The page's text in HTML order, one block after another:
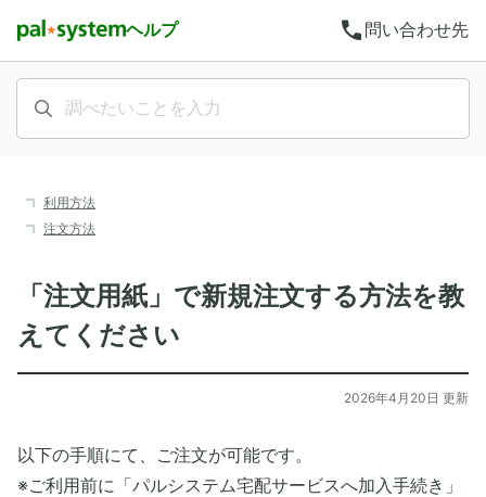
ヘルプ call 問い合わせ先
利用方法
注文方法
「注文用紙」で新規注文する方法を教
えてください
2026年4月20日 更新
以下の手順にて、ご注文が可能です。
※ご利用前に「パルシステム宅配サービスへ加入手続き」